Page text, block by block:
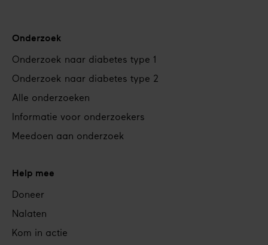
Onderzoek
Onderzoek naar diabetes type 1
Onderzoek naar diabetes type 2
Alle onderzoeken
Informatie voor onderzoekers
Meedoen aan onderzoek
Help mee
Doneer
Nalaten
Kom in actie